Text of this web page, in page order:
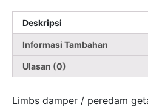
Deskripsi
Informasi Tambahan
Ulasan (0)
Limbs damper / peredam